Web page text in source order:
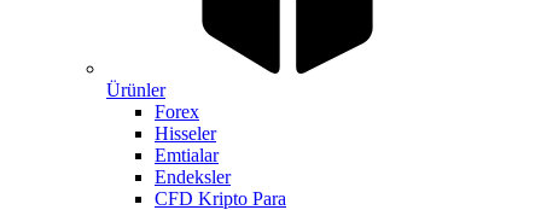
Ürünler
Forex
Hisseler
Emtialar
Endeksler
CFD Kripto Para